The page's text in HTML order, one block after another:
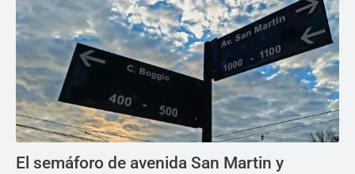
El semáforo de avenida San Martin y